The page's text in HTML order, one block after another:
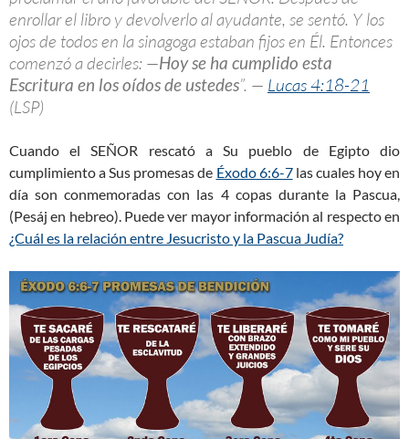
enrollar el libro y devolverlo al ayudante, se sentó. Y los
ojos de todos en la sinagoga estaban fijos en Él. Entonces
comenzó a decirles: —Hoy se ha cumplido esta
Escritura en los oídos de ustedes”. — Lucas 4:18-21
(LSP)
Cuando el SEÑOR rescató a Su pueblo de Egipto dio
cumplimiento a Sus promesas de Éxodo 6:6-7las cuales hoy en
día son conmemoradas con las 4 copas durante la Pascua,
(Pesáj en hebreo). Puede ver mayor información al respecto en
¿Cuál es la relación entre Jesucristo y la Pascua Judía?